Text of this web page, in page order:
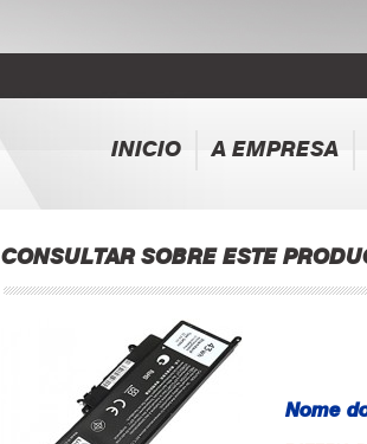
INICIO A EMPRESA
CONSULTAR SOBRE ESTE
Nome